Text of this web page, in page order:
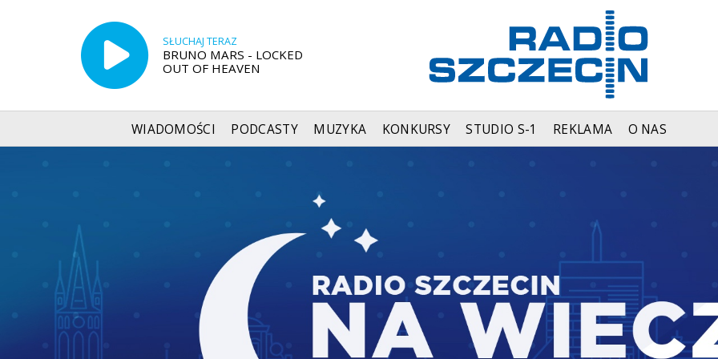
SŁUCHAJ TERAZ
BRUNO MARS - LOCKED
OUT OF HEAVEN
WIADOMOŚCI PODCASTY MUZYKA KONKURSY STUDIO S-1 REKLAMA O NAS